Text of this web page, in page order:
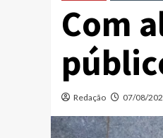
Com
Redação 07/08/